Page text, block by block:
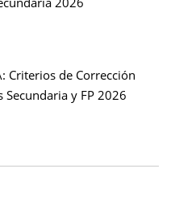
Criterios de Corrección
Secundaria y FP 2026